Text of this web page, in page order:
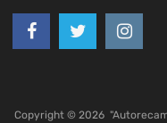
Copyright © 2026